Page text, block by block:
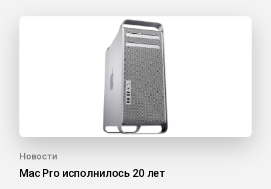
Новости
Mac Pro исполнилось 20 лет